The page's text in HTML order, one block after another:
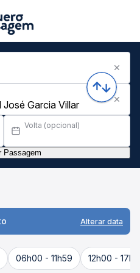
Volta (opcional)
Passagem
Alterar data
06h00 - 11h59 12h00 -